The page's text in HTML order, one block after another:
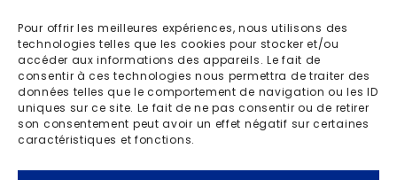
Pour offrir les meilleures expériences, nous utilisons des
technologies telles que les cookies pour stocker et/ou
accéder aux informations des appareils. Le fait de
consentir à ces technologies nous permettra de traiter des
données telles que le comportement de navigation ou les ID
uniques sur ce site. Le fait de ne pas consentir ou de retirer
son consentement peut avoir un effet négatif sur certaines
caractéristiques et fonctions.